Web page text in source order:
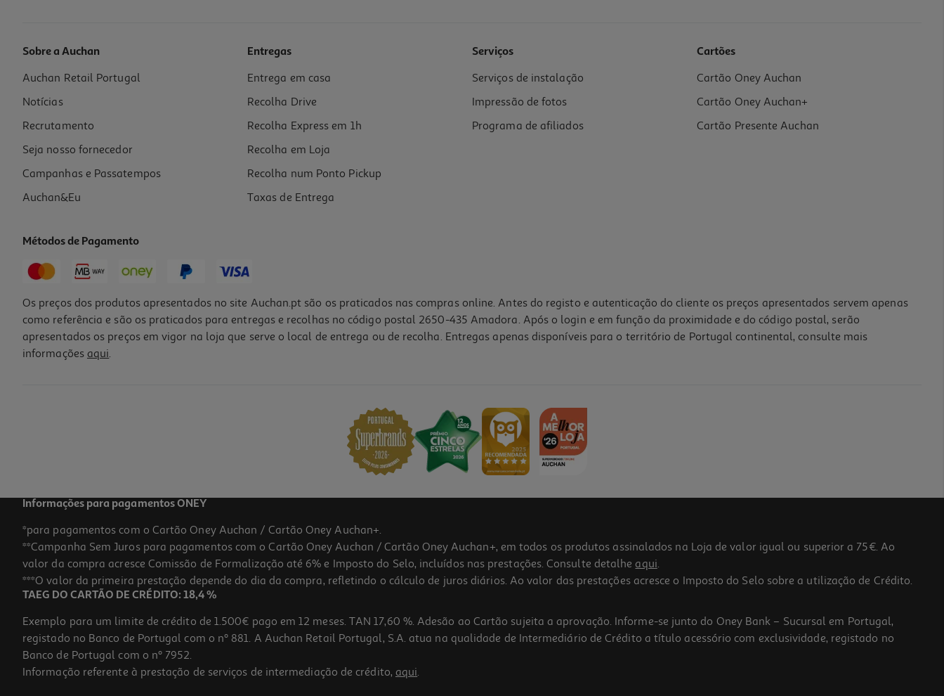
Sobre a Auchan
Auchan Retail Portugal
Notícias
Recrutamento
Seja nosso fornecedor
Campanhas e Passatempos
Auchan&Eu
Entregas
Entrega em casa
Recolha Drive
Recolha Express em 1h
Recolha em Loja
Recolha num Ponto Pickup
Taxas de Entrega
Serviços
Serviços de instalação
Impressão de fotos
Programa de afiliados
Cartões
Cartão Oney Auchan
Cartão Oney Auchan+
Cartão Presente Auchan
Métodos de Pagamento
Os preços dos produtos apresentados no site Auchan.pt são os praticados nas compras online. Antes do registo e autenticação do cliente os preços apresentados servem apenas
como referência e são os praticados para entregas e recolhas no código postal 2650-435 Amadora. Após o login e em função da proximidade e do código postal, serão
apresentados os preços em vigor na loja que serve o local de entrega ou de recolha. Entregas apenas disponíveis para o território de Portugal continental, consulte mais
informações aqui.
Informações para pagamentos ONEY
*para pagamentos com o Cartão Oney Auchan / Cartão Oney Auchan+.
**Campanha Sem Juros para pagamentos com o Cartão Oney Auchan / Cartão Oney Auchan+, em todos os produtos assinalados na Loja de valor igual ou superior a 75€. Ao
valor da compra acresce Comissão de Formalização até 6% e Imposto do Selo, incluídos nas prestações. Consulte detalhe aqui.
***O valor da primeira prestação depende do dia da compra, refletindo o cálculo de juros diários. Ao valor das prestações acresce o Imposto do Selo sobre a utilização de Crédito.
TAEG DO CARTÃO DE CRÉDITO: 18,4 %
Exemplo para um limite de crédito de 1.500€ pago em 12 meses. TAN 17,60 %. Adesão ao Cartão sujeita a aprovação. Informe-se junto do Oney Bank – Sucursal em Portugal,
registado no Banco de Portugal com o nº 881. A Auchan Retail Portugal, S.A. atua na qualidade de Intermediário de Crédito a título acessório com exclusividade, registado no
Banco de Portugal com o nº 7952.
Informação referente à prestação de serviços de intermediação de crédito, aqui.